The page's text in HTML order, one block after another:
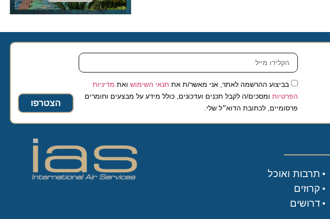
בביצוע ההרשמה לאתר, אני מאשר/ת אתתנאי השימושואת מדיניות
הפרטיותומסכים/ה לקבל תכנים ועדכונים, כולל מידע על מבצעים וחומרים
פרסומיים, לכתובת הדוא״ל שלי.
הצטרפו
תרבות ואוכל
קרוזים
דרושים